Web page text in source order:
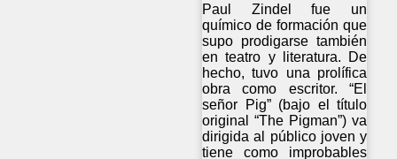
Paul Zindel fue un
químico de formación que
supo prodigarse también
en teatro y literatura. De
hecho, tuvo una prolífica
obra como escritor. “El
señor Pig” (bajo el título
original “The Pigman”) va
dirigida al público joven y
tiene como improbables